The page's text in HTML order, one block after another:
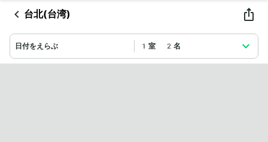
台北(台湾)
日付をえらぶ 1室 2名